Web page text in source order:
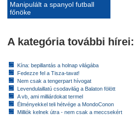
Manipulált a spanyol futball
főnöke
A kategória további hírei:
Kína: bepillantás a holnap világába
Fedezze fel a Tisza-tavat!
Nem csak a tengerpart hívogat
Levendulaillatú csodavilág a Balaton fölött
A vb, ami milliárdokat termel
Élményekkel teli hétvége a MondoConon
Milliók kelnek útra - nem csak a meccsekért